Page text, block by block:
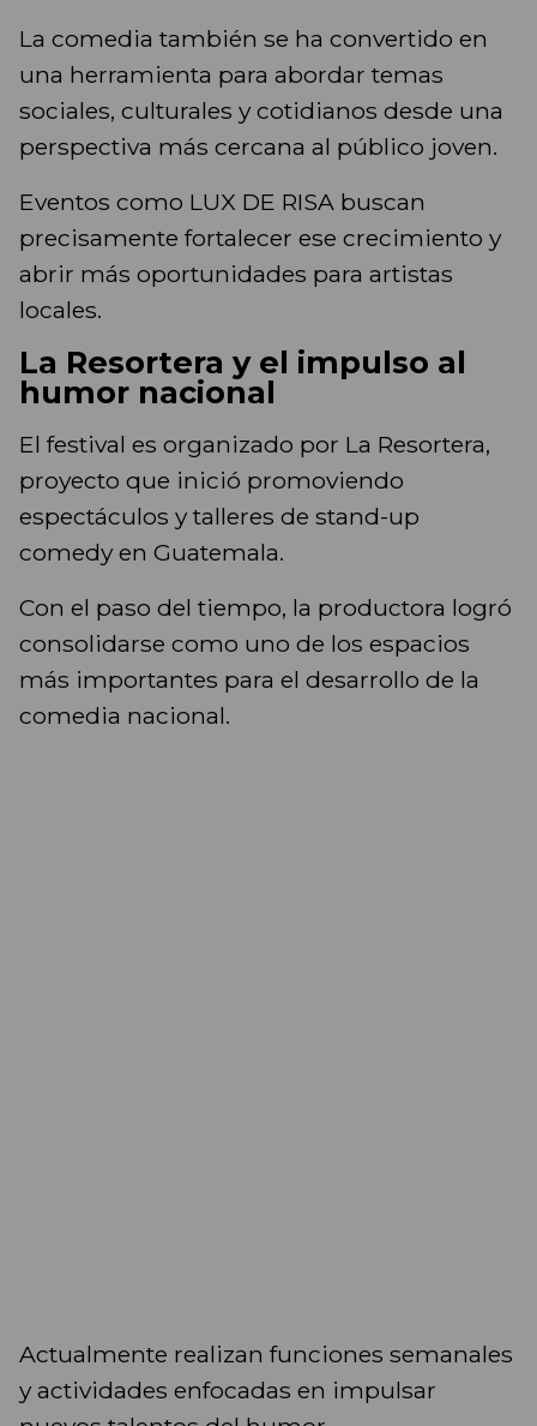
La comedia también se ha convertido en
una herramienta para abordar temas
sociales, culturales y cotidianos desde una
perspectiva más cercana al público joven.
Eventos como LUX DE RISA buscan
precisamente fortalecer ese crecimiento y
abrir más oportunidades para artistas
locales.
La Resortera y el impulso al
humor nacional
El festival es organizado por La Resortera,
proyecto que inició promoviendo
espectáculos y talleres de stand-up
comedy en Guatemala.
Con el paso del tiempo, la productora logró
consolidarse como uno de los espacios
más importantes para el desarrollo de la
comedia nacional.
Actualmente realizan funciones semanales
y actividades enfocadas en impulsar